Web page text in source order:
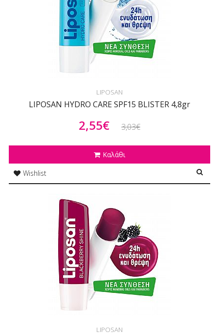
LIPOSAN
LIPOSAN HYDRO CARE SPF15 BLISTER 4,8gr
2,55€ 3,03€
Καλάθι
Wishlist
LIPOSAN